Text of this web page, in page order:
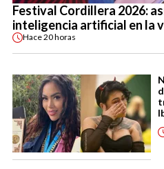
Festival Cordillera 2026:
inteligencia artificial en la
Hace20 horas